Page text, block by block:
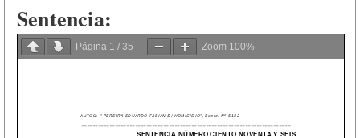
Sentencia:
Página 1 / 35 Zoom 100%